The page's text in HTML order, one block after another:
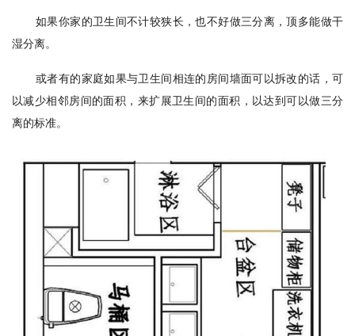
如果你家的卫生间不计较狭长，也不好做三分离，顶多能做干
湿分离。
或者有的家庭如果与卫生间相连的房间墙面可以拆改的话，可
以减少相邻房间的面积，来扩展卫生间的面积，以达到可以做三分
离的标准。